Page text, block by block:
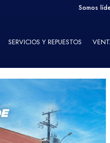
Somos
SERVICIOS Y REPUESTOS